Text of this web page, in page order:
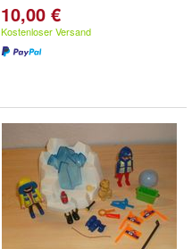
10,00 €
Kostenloser Versand